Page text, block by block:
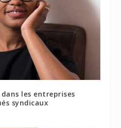
les entreprises
syndicaux